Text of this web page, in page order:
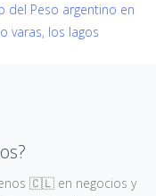
del Peso argentino en
varas, los lagos
🇨🇱 en negocios y